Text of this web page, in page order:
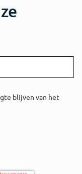
blijven van het